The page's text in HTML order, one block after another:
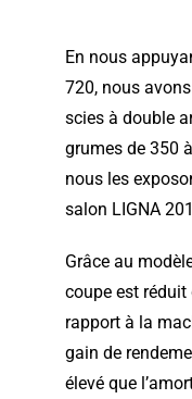
En nous
720, nous
scies à double
grumes de 350
nous les
salon LIGNA
Grâce au
coupe est réduit
rapport à la
gain de
élevé que